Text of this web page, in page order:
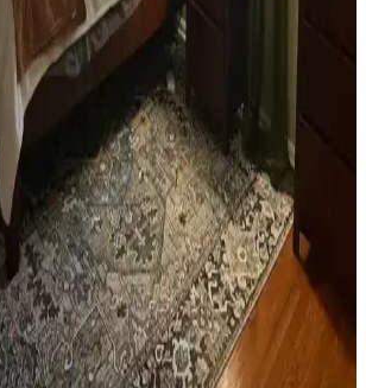
renk seçimi, mobilya ve dekorasyon uyumu
tonlar, sıcak renkler ve doğal ahşap
estetik sonuçlar elde edilir.
Renk, Dekorasyon ve
Buluşması
renklerin rahatlatıcı etkisi, kişisel
mobilyalar ön plandadır. Tavan boyama
atmosferini zenginleştirir.
ve Dekorasyonunda Doğru
İpuçları
mobilya yerleşimi, renk uyumu, aydınlatma
mekanın fonksiyonelliği ve estetiği artırılır.
dengeli ve sıcak bir hale gelir.